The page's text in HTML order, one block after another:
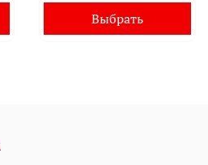
Выбрать